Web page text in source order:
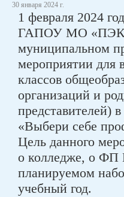
30 января 2024 г.
1 февраля 2024
ГАПОУ МО «ПЭК»
муниципальном
мероприятии для
классов
организаций и
представителей)
«Выбери себе
Цель данного
о колледже, о ФП
планируемом
учебный год.